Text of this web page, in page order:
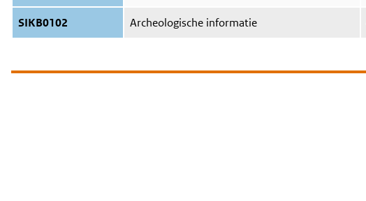
SIKB0102 Archeologische informatie